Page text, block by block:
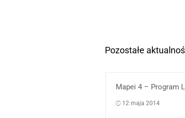
Pozostałe
Mapei 4 – Program
12 maja 2014